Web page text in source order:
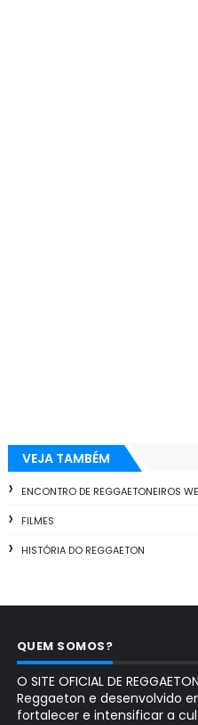
VEJA TAMBÉM
ENCONTRO DE REGGAETONEIROS
FILMES
HISTÓRIA DO REGGAETON
QUEM SOMOS?
O SITE OFICIAL DE
Reggaeton e desenvolvido
fortalecer e intensificar a